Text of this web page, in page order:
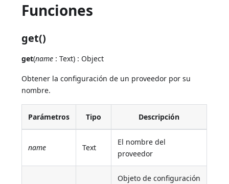
Funciones
get()
get(name : Text) : Object
Obtener la configuración de un proveedor por su
nombre.
Parámetros Tipo Descripción
name Text
El nombre del
proveedor
Objeto de configuración